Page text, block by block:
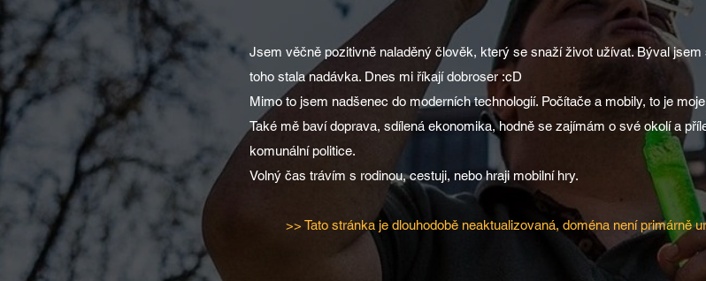
Jsem věčně pozitivně naladěný člověk, který se snaží život užívat. Býval
toho stala nadávka. Dnes mi říkají dobroser :cD
Mimo to jsem nadšenec do moderních technologií. Počítače a mobily, to je
Také mě baví doprava, sdílená ekonomika, hodně se zajímám o své okolí a
komunální politice.
Volný čas trávím s rodinou, cestuji, nebo hraji mobilní hry.
>> Tato stránka je dlouhodobě neaktualizovaná, doména není primárně